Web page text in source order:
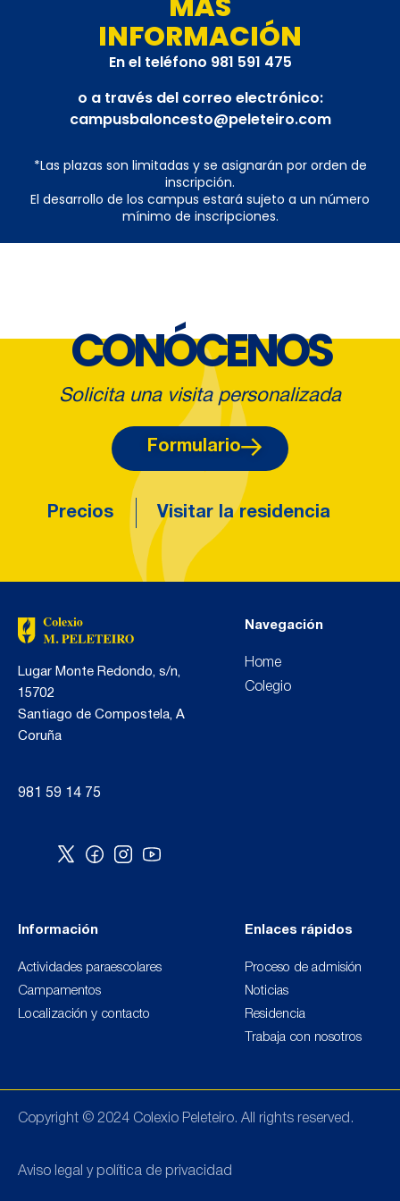
INFORMACIÓN
En el teléfono 981 591 475
o a través del correo electrónico:
campusbaloncesto@peleteiro.com
*Las plazas son limitadas y se asignarán por orden de
inscripción.
El desarrollo de los campus estará sujeto a un número
mínimo de inscripciones.
CONÓCENOS
Solicita una visita personalizada
Formulario
Precios Visitar la residencia
Lugar Monte Redondo, s/n,
15702
Santiago de Compostela, A
Coruña
981 59 14 75
Navegación
Home
Colegio
Información
Actividades paraescolares
Campamentos
Localización y contacto
Enlaces rápidos
Proceso de admisión
Noticias
Residencia
Trabaja con nosotros
Copyright © 2024 Colexio Peleteiro. All rights reserved.
Aviso legal y política de privacidad